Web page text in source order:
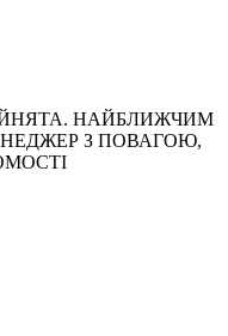
НАЙБЛИЖЧИМ
З ПОВАГОЮ,